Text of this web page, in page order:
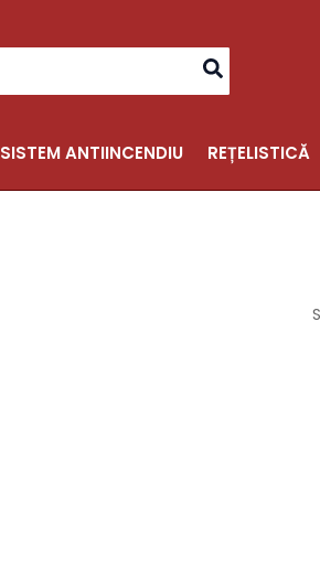
SISTEM ANTIINCENDIU
REȚELISTICĂ